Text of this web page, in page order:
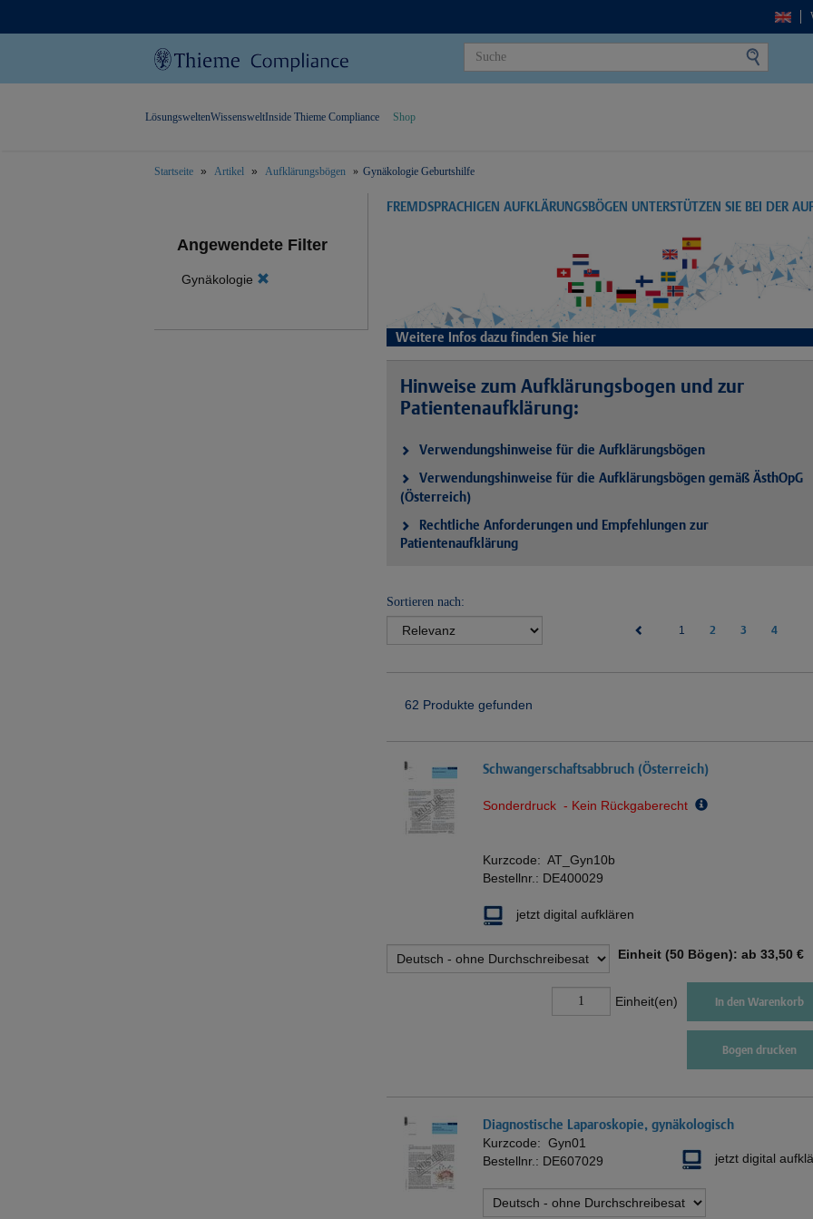
LösungsweltenWissensweltInside Thieme Compliance Shop
Startseite Artikel Aufklärungsbögen Gynäkologie Geburtshilfe
Angewendete Filter
Gynäkologie
FREMDSPRACHIGEN AUFKLÄRUNGSBÖGEN UNTERSTÜTZEN SIE BEI DER
Weitere Infos dazu finden Sie hier
Hinweise zum Aufklärungsbogen und zur
Patientenaufklärung:
Verwendungshinweise für die Aufklärungsbögen
Verwendungshinweise für die Aufklärungsbögen gemäß ÄsthOpG
(Österreich)
Rechtliche Anforderungen und Empfehlungen zur
Patientenaufklärung
Sortieren nach:
1 (current)
2 3 4
62 Produkte gefunden
Schwangerschaftsabbruch (Österreich)
Sonderdruck - Kein Rückgaberecht
Kurzcode: AT_Gyn10b
Bestellnr.: DE400029
jetzt digital aufklären
Einheit (50 Bögen): ab 33,50 €
Einheit(en) In den Warenkorb
Bogen drucken
Diagnostische Laparoskopie, gynäkologisch
Kurzcode: Gyn01
Bestellnr.: DE607029 jetzt digital